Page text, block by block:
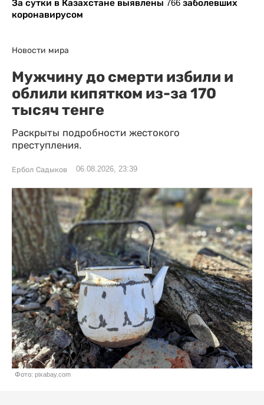
За сутки в Казахстане выявлены 766 заболевших
коронавирусом
Новости мира
Мужчину до смерти избили и
облили кипятком из-за 170
тысяч тенге
Раскрыты подробности жестокого
преступления.
Ербол Садыков 06.08.2026, 23:39
Фото: pixabay.com